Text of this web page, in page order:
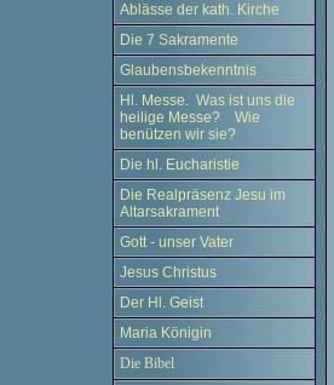
Ablässe der kath. Kirche
Die 7 Sakramente
Glaubensbekenntnis
Hl. Messe. Was ist uns die
heilige Messe? Wie
benützen wir sie?
Die hl. Eucharistie
Die Realpräsenz Jesu im
Altarsakrament
Gott - unser Vater
Jesus Christus
Der Hl. Geist
Maria Königin
Die Bibel